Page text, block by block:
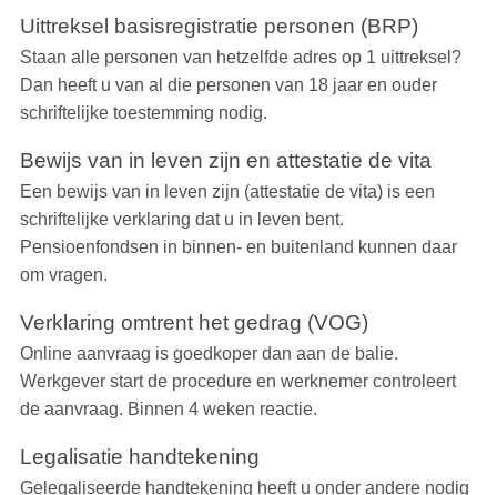
Uittreksel basisregistratie personen (BRP)
Staan alle personen van hetzelfde adres op 1 uittreksel?
Dan heeft u van al die personen van 18 jaar en ouder
schriftelijke toestemming nodig.
Bewijs van in leven zijn en attestatie de vita
Een bewijs van in leven zijn (attestatie de vita) is een
schriftelijke verklaring dat u in leven bent.
Pensioenfondsen in binnen- en buitenland kunnen daar
om vragen.
Verklaring omtrent het gedrag (VOG)
Online aanvraag is goedkoper dan aan de balie.
Werkgever start de procedure en werknemer controleert
de aanvraag. Binnen 4 weken reactie.
Legalisatie handtekening
Gelegaliseerde handtekening heeft u onder andere nodig